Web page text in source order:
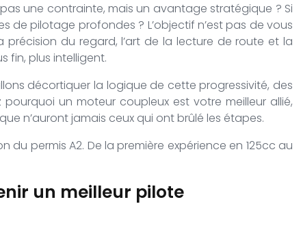
une contrainte, mais un avantage stratégique ? Si
de pilotage profondes ? L’objectif n’est pas de vous
du regard, l’art de la lecture de route et la
fin, plus intelligent.
décortiquer la logique de cette progressivité, des
un moteur coupleux est votre meilleur allié,
n’auront jamais ceux qui ont brûlé les étapes.
permis A2. De la première expérience en 125cc au
un meilleur pilote